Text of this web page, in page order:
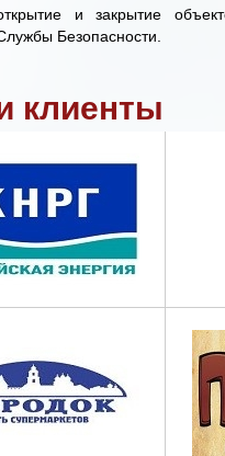
и закрытие
Безопасности.
клиенты